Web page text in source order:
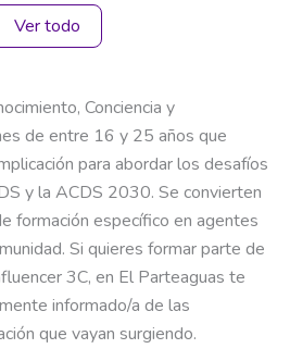
Ver todo
Conciencia y
de entre 16 y 25 años que
para abordar los desafíos
y la ACDS 2030. Se convierten
formación específico en agentes
Si quieres formar parte de
3C, en El Parteaguas te
informado/a de las
que vayan surgiendo.